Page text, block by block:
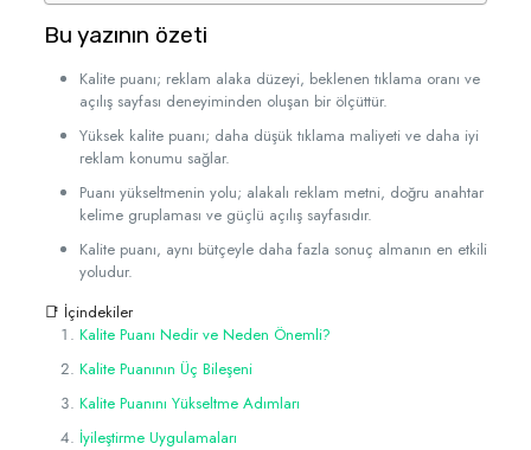
Bu yazının özeti
Kalite puanı; reklam alaka düzeyi, beklenen tıklama oranı ve
açılış sayfası deneyiminden oluşan bir ölçüttür.
Yüksek kalite puanı; daha düşük tıklama maliyeti ve daha iyi
reklam konumu sağlar.
Puanı yükseltmenin yolu; alakalı reklam metni, doğru anahtar
kelime gruplaması ve güçlü açılış sayfasıdır.
Kalite puanı, aynı bütçeyle daha fazla sonuç almanın en etkili
yoludur.
📑 İçindekiler
Kalite Puanı Nedir ve Neden Önemli?
Kalite Puanının Üç Bileşeni
Kalite Puanını Yükseltme Adımları
İyileştirme Uygulamaları